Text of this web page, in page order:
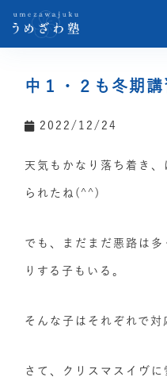
中１・２も冬期講
2022/12/24
天気もかなり落ち着き
られたね(^^)
でも、まだまだ悪路は
りする子もいる。
そんな子はそれぞれで対
さて、クリスマスイヴ